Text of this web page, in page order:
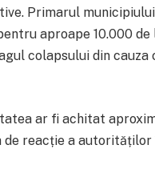
Primarul
aproape 10.000
colapsului din
ar fi achitat
reacție a